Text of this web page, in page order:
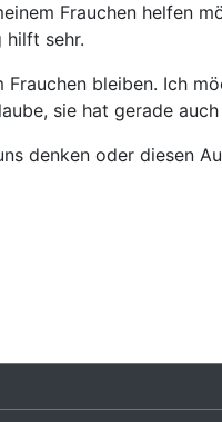
Frauchen helfen
hilft sehr.
bleiben. Ich
sie hat gerade
denken oder diesen